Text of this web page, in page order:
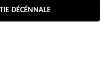
DÉCÉNNALE